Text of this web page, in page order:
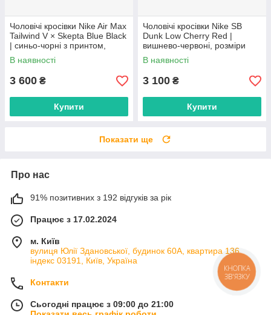
Чоловічі кросівки Nike Air Max
Tailwind V × Skepta Blue Black
| синьо-чорні з принтом,
розміри 41–45
В наявності
3 600 ₴
Купити
Чоловічі кросівки Nike SB
Dunk Low Cherry Red |
вишнево-червоні, розміри
40–45
В наявності
3 100 ₴
Купити
Показати ще
Про нас
91% позитивних з 192 відгуків за рік
Працює з 17.02.2024
м. Київ
вулиця Юлії Здановської, будинок 60А, квартира 136,
індекс 03191, Київ, Україна
Контакти
Сьогодні працює з 09:00 до 21:00
КНОПКА
ЗВ'ЯЗКУ